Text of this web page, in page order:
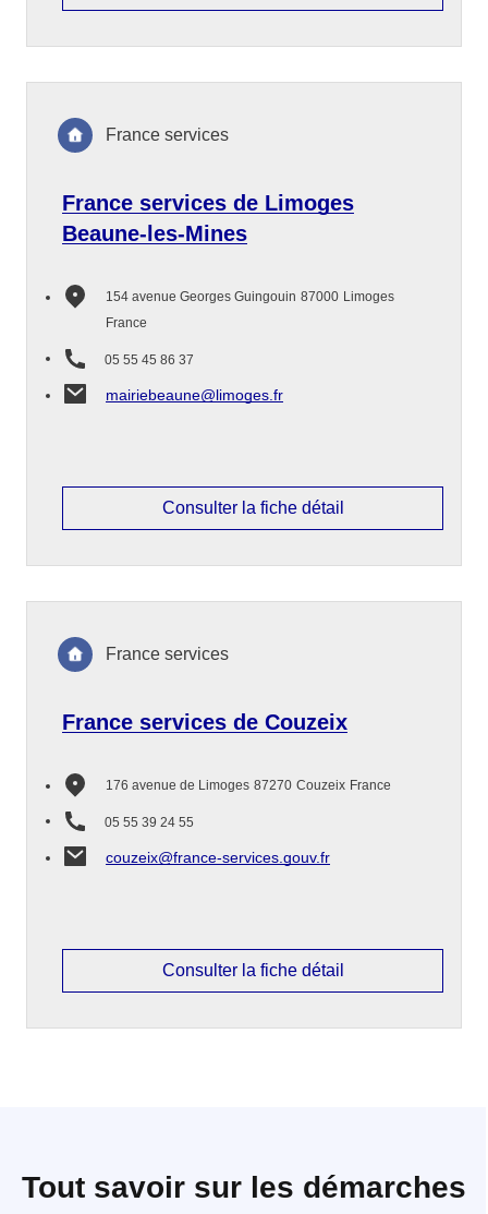
France services de Limoges
Beaune-les-Mines
154 avenue Georges Guingouin 87000 Limoges
France
05 55 45 86 37
mairiebeaune@limoges.fr
France services
Consulter la fiche détail
France services de Couzeix
176 avenue de Limoges 87270 Couzeix France
05 55 39 24 55
couzeix@france-services.gouv.fr
France services
Consulter la fiche détail
Tout savoir sur les démarches